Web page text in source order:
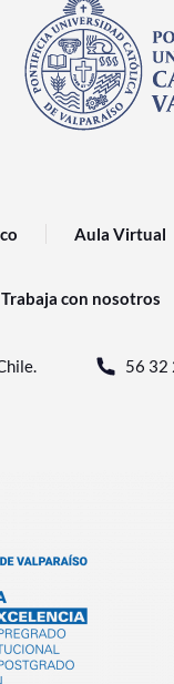
Aula Virtual
Trabaja con nosotros
56 32